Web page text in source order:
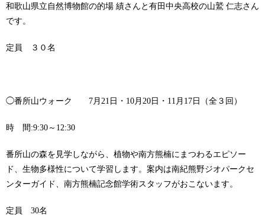
和歌山県立自然博物館の的場 績さんと有田中央高校の山鷲 仁志さん
です。
定員 ３０名
◯番所山ウォーク 7月21日・10月20日・11月17日（全３回）
時 間:9:30～12:30
番所山の森を見学しながら、植物や南方熊楠にまつわるエピソー
ド、生物多様性について学習します。案内は南紀熊野ジオパークセ
ンターガイド、南方熊楠記念館学術スタッフがおこないます。
定員 30名